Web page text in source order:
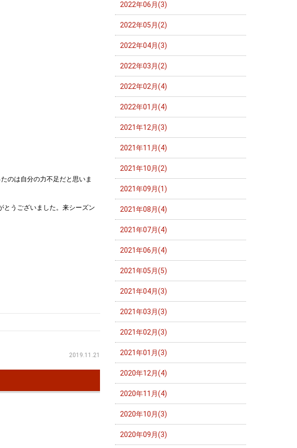
のは自分の力不足だと思いま
とうございました。来シーズン
2019.11.21
2022年06月(3)
2022年05月(2)
2022年04月(3)
2022年03月(2)
2022年02月(4)
2022年01月(4)
2021年12月(3)
2021年11月(4)
2021年10月(2)
2021年09月(1)
2021年08月(4)
2021年07月(4)
2021年06月(4)
2021年05月(5)
2021年04月(3)
2021年03月(3)
2021年02月(3)
2021年01月(3)
2020年12月(4)
2020年11月(4)
2020年10月(3)
2020年09月(3)